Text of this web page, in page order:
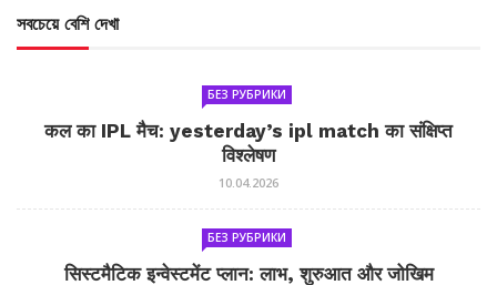
সবচেয়ে বেশি দেখা
БЕЗ РУБРИКИ
कल का IPL मैच: yesterday’s ipl match का संक्षिप्त
विश्लेषण
10.04.2026
БЕЗ РУБРИКИ
सिस्टमैटिक इन्वेस्टमेंट प्लान: लाभ, शुरुआत और जोखिम